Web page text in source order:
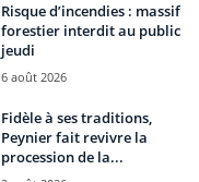
Risque d’incendies : massif
forestier interdit au public
jeudi
6 août 2026
Fidèle à ses traditions,
Peynier fait revivre la
procession de la...